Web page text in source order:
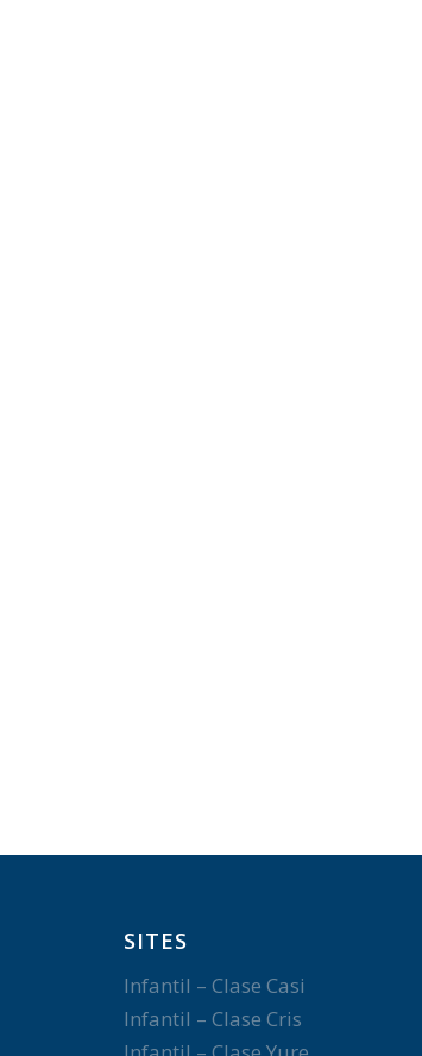
SITES
Infantil – Clase Casi
Infantil – Clase Cris